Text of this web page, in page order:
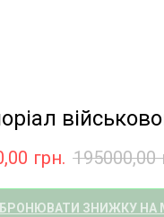
грн. 195000,00
ЗНИЖКУ НА